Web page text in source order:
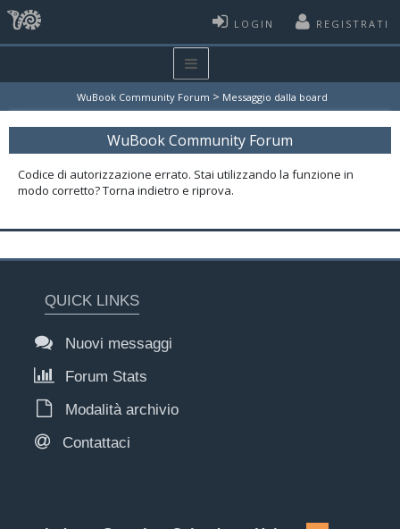
LOGIN REGISTRATI
WuBook Community Forum > Messaggio dalla board
WuBook Community Forum
Codice di autorizzazione errato. Stai utilizzando la funzione in
modo corretto? Torna indietro e riprova.
QUICK LINKS
Nuovi messaggi
Forum Stats
Modalità archivio
Contattaci